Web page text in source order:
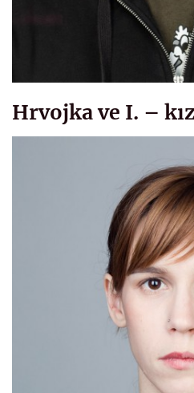
Hrvojka ve I. –